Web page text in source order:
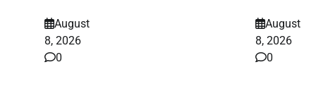
August
8, 2026
0
August
8, 2026
0